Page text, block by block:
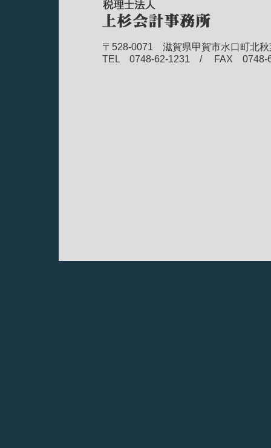
〒528-0071 滋賀県甲賀市水口町北秋
TEL 0748-62-1231 / FAX 0748-